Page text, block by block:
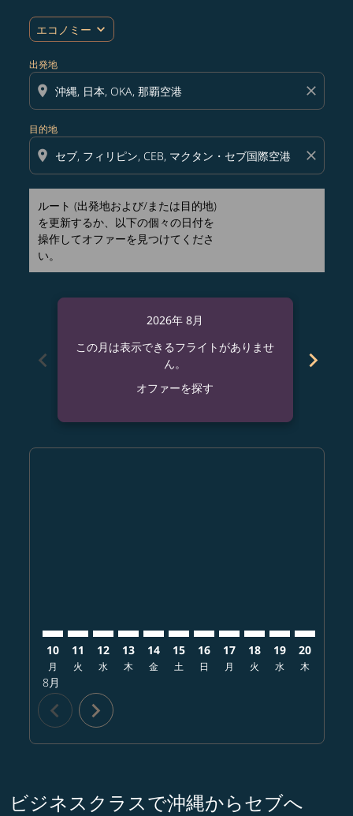
エコノミー expand_more
出発地
location_on close
目的地
location_on close
ルート (出発地および/または目的地)
を更新するか、以下の個々の日付を
操作してオファーを見つけてくださ
い。
chevron_left
2026年 8月
この月は表示できるフライトがありませ
ん。
オファーを探す
chevron_right
10
月
8月
11
火
12
水
13
木
14
金
15
土
16
日
17
月
18
火
19
水
20
木
chevron_left chevron_right
ビジネスクラスで沖縄からセブへ